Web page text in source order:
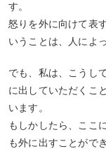
す。
怒りを外に向けて表
いうことは、人によ
でも、私は、こうし
に出していただくこ
います。
もしかしたら、ここ
も外に出すことがで